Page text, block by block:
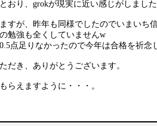
おり、grokが現実に近い感じがしました
すが、昨年も同様でしたのでいまいち
勉強も全くしていませんw
点足りなかったので今年は合格を祈念
だき、ありがとうございます。
らえますように・・・。